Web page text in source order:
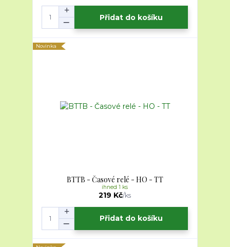
Přidat do košíku
Novinka
BTTB - Časové relé - HO - TT
219 Kč/ks
ihned 1 ks
Přidat do košíku